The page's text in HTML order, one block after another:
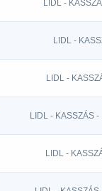
LIDL -
LIDL -
LIDL -
LIDL - KASSZÁS
LIDL -